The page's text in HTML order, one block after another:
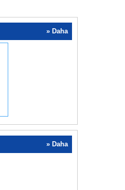
» Daha
» Daha